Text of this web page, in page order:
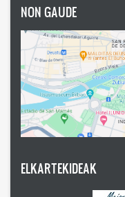
NON GAUDE
ELKARTEKIDEAK